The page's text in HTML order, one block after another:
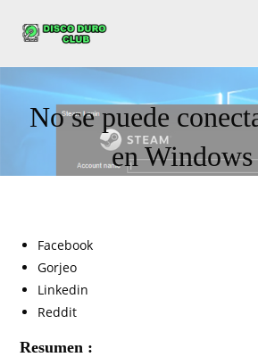
No se puede
en
Facebook
Gorjeo
Linkedin
Reddit
Resumen :